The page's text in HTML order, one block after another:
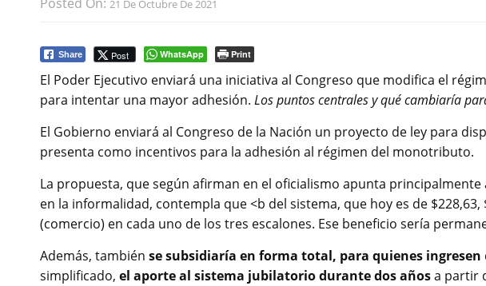
21 De Octubre De 2021
Share Post WhatsApp Print
El Poder Ejecutivo enviará una iniciativa al Congreso que modifica el
para intentar una mayor adhesión. Los puntos centrales y qué cambiaría
El Gobierno enviará al Congreso de la Nación un proyecto de ley para
presenta como incentivos para la adhesión al régimen del monotributo.
La propuesta, que según afirman en el oficialismo apunta
en la informalidad, contempla que <b del sistema, que hoy es de $228,63,
(comercio) en cada uno de los tres escalones. Ese beneficio sería
Además, también se subsidiaría en forma total, para quienes ingresen
simplificado, el aporte al sistema jubilatorio durante dos añosa partir